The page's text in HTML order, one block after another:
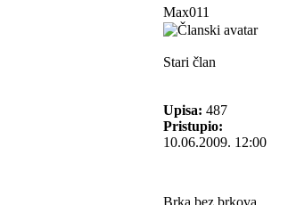
Max011
Stari član
Upisa: 487
Pristupio:
10.06.2009. 12:00
Brka bez brkova